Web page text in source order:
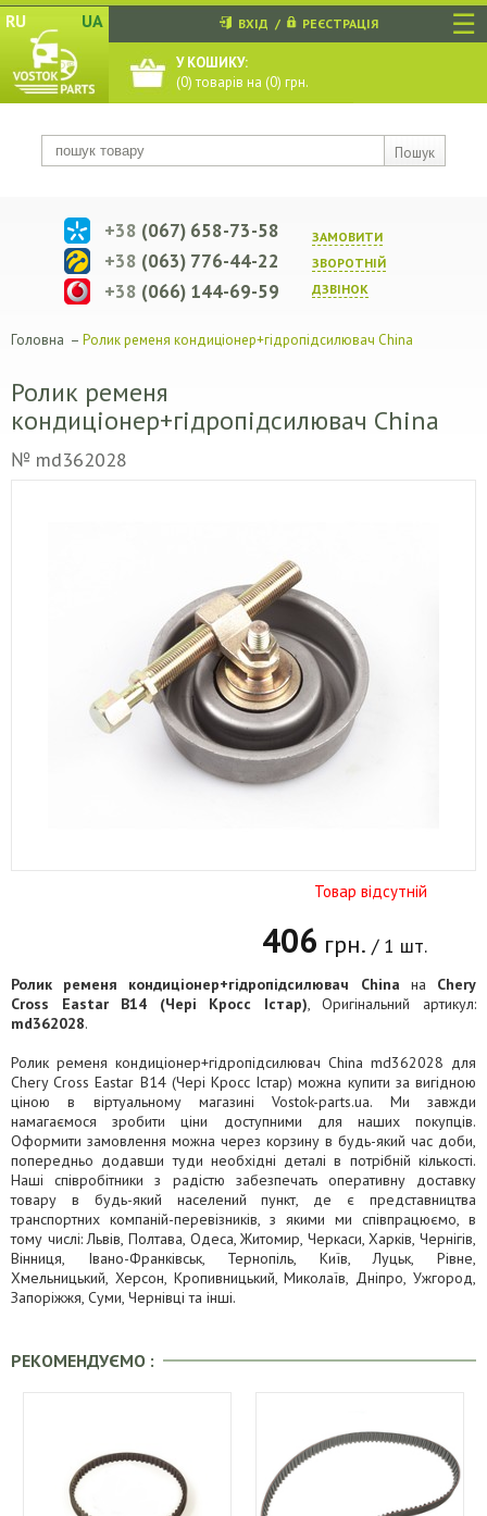
☰
RU UA
Пошук
ВХІД / РЕЄСТРАЦІЯ
У КОШИКУ:
(0) товарів на (0) грн.
ЗАМОВИТИ
ЗВОРОТНIЙ
ДЗВIНОК
+38 (067) 658-73-58
+38 (063) 776-44-22
+38 (066) 144-69-59
Головна – Ролик ременя кондиціонер+гідропідсилювач China
Ролик ременя
кондиціонер+гідропідсилювач China
№ md362028
Товар відсутній
406 грн. / 1 шт.
Ролик ременя кондиціонер+гідропідсилювач China на Chery
Cross Eastar B14 (Чері Кросс Істар), Оригінальний артикул:
md362028.
Ролик ременя кондиціонер+гідропідсилювач China md362028 для
Chery Cross Eastar B14 (Чері Кросс Істар) можна купити за вигідною
ціною в віртуальному магазині Vostok-parts.ua. Ми завжди
намагаємося зробити ціни доступними для наших покупців.
Оформити замовлення можна через корзину в будь-який час доби,
попередньо додавши туди необхідні деталі в потрібній кількості.
Наші співробітники з радістю забезпечать оперативну доставку
товару в будь-який населений пункт, де є представництва
транспортних компаній-перевізників, з якими ми співпрацюємо, в
тому числі: Львів, Полтава, Одеса, Житомир, Черкаси, Харків, Чернігів,
Вінниця, Івано-Франківськ, Тернопіль, Київ, Луцьк, Рівне,
Хмельницький, Херсон, Кропивницький, Миколаїв, Дніпро, Ужгород,
Запоріжжя, Суми, Чернівці та інші.
РЕКОМЕНДУЄМО :